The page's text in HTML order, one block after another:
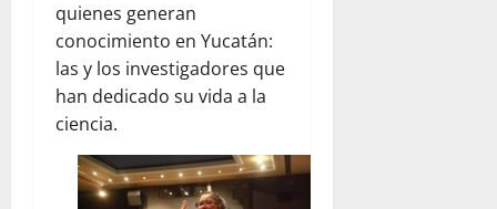
quienes generan
conocimiento en Yucatán:
las y los investigadores que
han dedicado su vida a la
ciencia.